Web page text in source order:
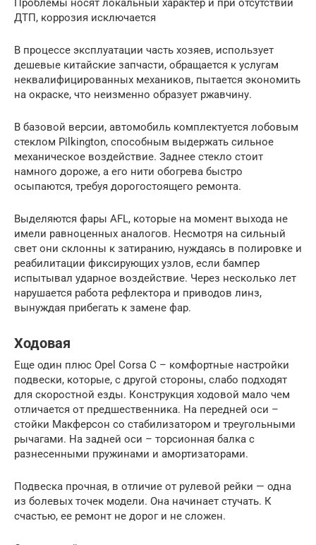
Проблемы носят локальный характер и при отсутствии
ДТП, коррозия исключается
В процессе эксплуатации часть хозяев, использует
дешевые китайские запчасти, обращается к услугам
неквалифицированных механиков, пытается экономить
на окраске, что неизменно образует ржавчину.
В базовой версии, автомобиль комплектуется лобовым
стеклом Pilkington, способным выдержать сильное
механическое воздействие. Заднее стекло стоит
намного дороже, а его нити обогрева быстро
осыпаются, требуя дорогостоящего ремонта.
Выделяются фары AFL, которые на момент выхода не
имели равноценных аналогов. Несмотря на сильный
свет они склонны к затиранию, нуждаясь в полировке и
реабилитации фиксирующих узлов, если бампер
испытывал ударное воздействие. Через несколько лет
нарушается работа рефлектора и приводов линз,
вынуждая прибегать к замене фар.
Ходовая
Еще один плюс Opel Corsa C – комфортные настройки
подвески, которые, с другой стороны, слабо подходят
для скоростной езды. Конструкция ходовой мало чем
отличается от предшественника. На передней оси –
стойки Макферсон со стабилизатором и треугольными
рычагами. На задней оси – торсионная балка с
разнесенными пружинами и амортизаторами.
Подвеска прочная, в отличие от рулевой рейки — одна
из болевых точек модели. Она начинает стучать. К
счастью, ее ремонт не дорог и не сложен.